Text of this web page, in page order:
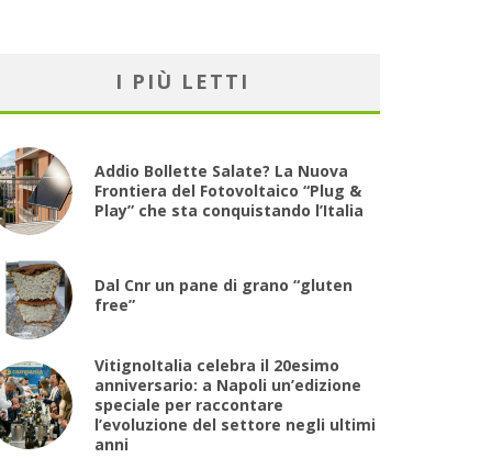
I PIÙ LETTI
Addio Bollette Salate? La Nuova
Frontiera del Fotovoltaico “Plug &
Play” che sta conquistando l’Italia
Dal Cnr un pane di grano “gluten
free”
VitignoItalia celebra il 20esimo
anniversario: a Napoli un’edizione
speciale per raccontare
l’evoluzione del settore negli ultimi
anni